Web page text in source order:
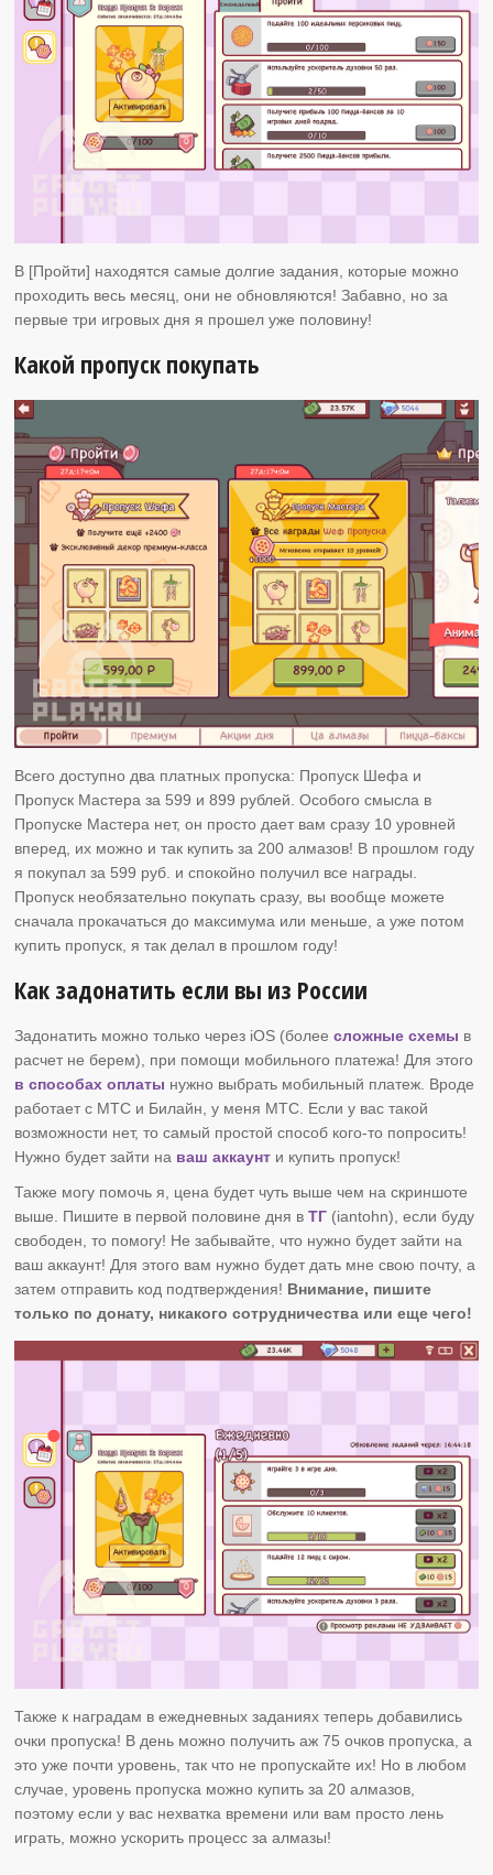
В [Пройти] находятся самые долгие задания, которые можно
проходить весь месяц, они не обновляются! Забавно, но за
первые три игровых дня я прошел уже половину!
Какой пропуск покупать
Всего доступно два платных пропуска: Пропуск Шефа и
Пропуск Мастера за 599 и 899 рублей. Особого смысла в
Пропуске Мастера нет, он просто дает вам сразу 10 уровней
вперед, их можно и так купить за 200 алмазов! В прошлом году
я покупал за 599 руб. и спокойно получил все награды.
Пропуск необязательно покупать сразу, вы вообще можете
сначала прокачаться до максимума или меньше, а уже потом
купить пропуск, я так делал в прошлом году!
Как задонатить если вы из России
Задонатить можно только через iOS (болеесложные схемы в
расчет не берем), при помощи мобильного платежа! Для этого
в способах оплаты нужно выбрать мобильный платеж. Вроде
работает с МТС и Билайн, у меня МТС. Если у вас такой
возможности нет, то самый простой способ кого-то попросить!
Нужно будет зайти на ваш аккаунт и купить пропуск!
Также могу помочь я, цена будет чуть выше чем на скриншоте
выше. Пишите в первой половине дня вТГ (iantohn), если буду
свободен, то помогу! Не забывайте, что нужно будет зайти на
ваш аккаунт! Для этого вам нужно будет дать мне свою почту, а
затем отправить код подтверждения! Внимание, пишите
только по донату, никакого сотрудничества или еще чего!
Также к наградам в ежедневных заданиях теперь добавились
очки пропуска! В день можно получить аж 75 очков пропуска, а
это уже почти уровень, так что не пропускайте их! Но в любом
случае, уровень пропуска можно купить за 20 алмазов,
поэтому если у вас нехватка времени или вам просто лень
играть, можно ускорить процесс за алмазы!